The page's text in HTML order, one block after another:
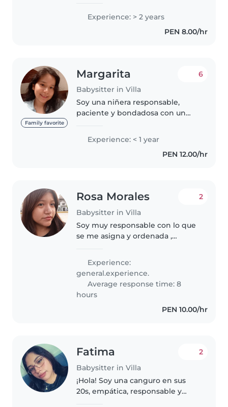
hacer todo tipos de tareas
domésticas trabajo cama afuera
Experience: > 2 years
PEN 8.00/hr
Family favorite
Margarita
Babysitter in Villa
6
Soy una niñera responsable,
paciente y bondadosa con un
con niños de todas las edades,
desde bebés hasta escolares.
Domino el español y el inglés, lo..
Experience: < 1 year
PEN 12.00/hr
Rosa Morales
Babysitter in Villa
2
Soy muy responsable con lo que
se me asigna y ordenada ,
así haya una mayor confianza Soy
estudiante de enfermería Yo
ofrezco mi apoyo incondicional..
Experience:
general.experience.
Average response time: 8
hours
PEN 10.00/hr
Fatima
Babysitter in Villa
2
¡Hola! Soy una canguro en sus
20s, empática, responsable y